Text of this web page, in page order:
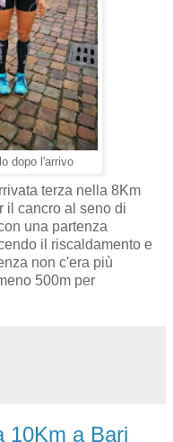
dopo l'arrivo
terza nella 8Km
il cancro al seno di
una partenza
il riscaldamento e
non c'era più
500m per
10Km a Bari